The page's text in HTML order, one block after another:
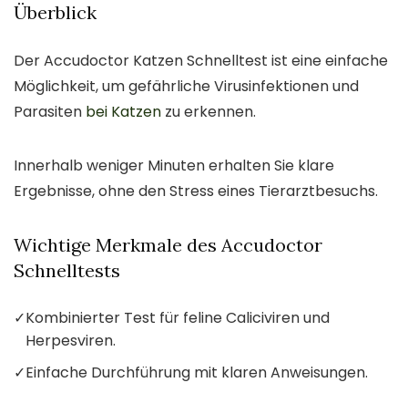
Überblick
Der Accudoctor Katzen Schnelltest ist eine einfache
Möglichkeit, um gefährliche Virusinfektionen und
Parasiten bei Katzen zu erkennen.
Innerhalb weniger Minuten erhalten Sie klare
Ergebnisse, ohne den Stress eines Tierarztbesuchs.
Wichtige Merkmale des Accudoctor
Schnelltests
✓Kombinierter Test für feline Caliciviren und
Herpesviren.
✓Einfache Durchführung mit klaren Anweisungen.